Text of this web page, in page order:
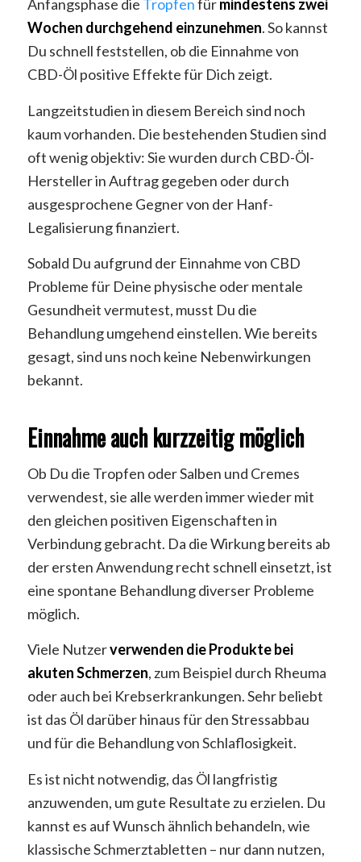
Anfangsphase die Tropfenfürmindestens zwei
Wochen durchgehend einzunehmen. So kannst
Du schnell feststellen, ob die Einnahme von
CBD-Öl positive Effekte für Dich zeigt.
Langzeitstudien in diesem Bereich sind noch
kaum vorhanden. Die bestehenden Studien sind
oft wenig objektiv: Sie wurden durch CBD-Öl-
Hersteller in Auftrag gegeben oder durch
ausgesprochene Gegner von der Hanf-
Legalisierung finanziert.
Sobald Du aufgrund der Einnahme von CBD
Probleme für Deine physische oder mentale
Gesundheit vermutest, musst Du die
Behandlung umgehend einstellen. Wie bereits
gesagt, sind uns noch keine Nebenwirkungen
bekannt.
Einnahme auch kurzzeitig möglich
Ob Du die Tropfen oder Salben und Cremes
verwendest, sie alle werden immer wieder mit
den gleichen positiven Eigenschaften in
Verbindung gebracht. Da die Wirkung bereits ab
der ersten Anwendung recht schnell einsetzt, ist
eine spontane Behandlung diverser Probleme
möglich.
Viele Nutzerverwenden die Produkte bei
akuten Schmerzen, zum Beispiel durch Rheuma
oder auch bei Krebserkrankungen. Sehr beliebt
ist das Öl darüber hinaus für den Stressabbau
und für die Behandlung von Schlaflosigkeit.
Es ist nicht notwendig, das Öl langfristig
anzuwenden, um gute Resultate zu erzielen. Du
kannst es auf Wunsch ähnlich behandeln, wie
klassische Schmerztabletten – nur dann nutzen,